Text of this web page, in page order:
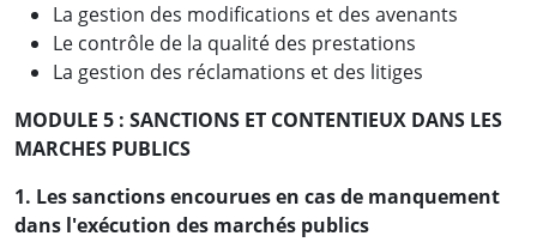
La gestion des modifications et des avenants
Le contrôle de la qualité des prestations
La gestion des réclamations et des litiges
MODULE 5 : SANCTIONS ET CONTENTIEUX DANS LES
MARCHES PUBLICS
1. Les sanctions encourues en cas de manquement
dans l'exécution des marchés publics